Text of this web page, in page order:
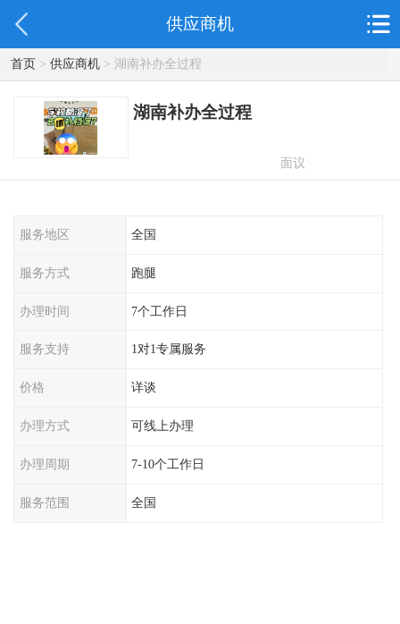
供应商机
首页> 供应商机> 湖南补办全过程
湖南补办全过程
面议
服务地区 全国
服务方式 跑腿
办理时间 7个工作日
服务支持 1对1专属服务
价格 详谈
办理方式 可线上办理
办理周期 7-10个工作日
服务范围 全国